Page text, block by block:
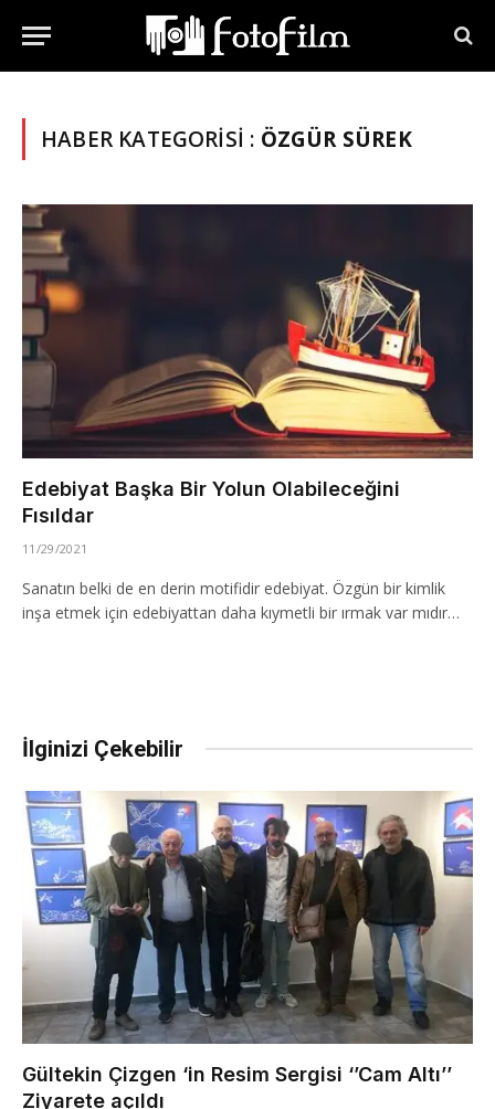
HABER KATEGORISI : ÖZGÜR SÜREK
Edebiyat Başka Bir Yolun Olabileceğini
Fısıldar
11/29/2021
Sanatın belki de en derin motifidir edebiyat. Özgün bir kimlik
inşa etmek için edebiyattan daha kıymetli bir ırmak var mıdır…
İlginizi Çekebilir
Gültekin Çizgen ‘in Resim Sergisi ‘’Cam Altı’’
Ziyarete açıldı